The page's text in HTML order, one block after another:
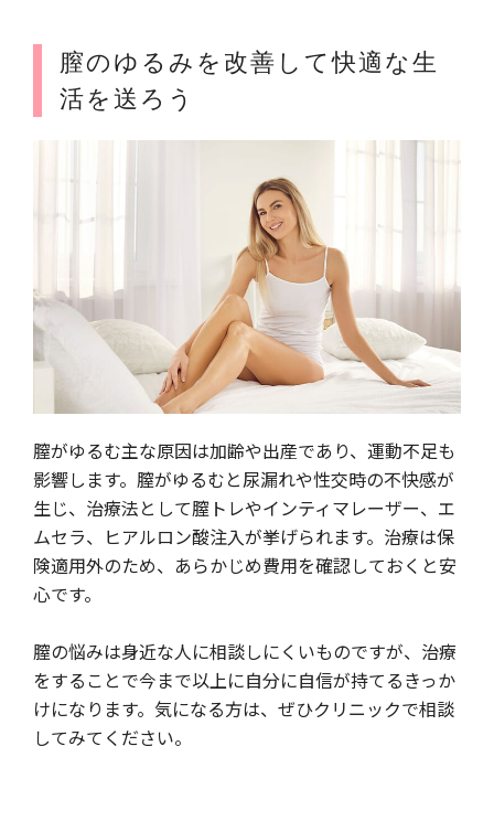
膣のゆるみを改善して快適な生
活を送ろう
膣がゆるむ主な原因は加齢や出産であり、運動不足も
影響します。膣がゆるむと尿漏れや性交時の不快感が
生じ、治療法として膣トレやインティマレーザー、エ
ムセラ、ヒアルロン酸注入が挙げられます。治療は保
険適用外のため、あらかじめ費用を確認しておくと安
心です。
膣の悩みは身近な人に相談しにくいものですが、治療
をすることで今まで以上に自分に自信が持てるきっか
けになります。気になる方は、ぜひクリニックで相談
してみてください。